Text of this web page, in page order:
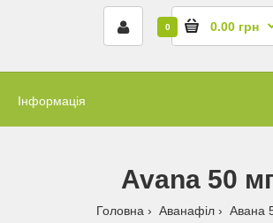
0 0.00 грн
Інформація
Avana 50
Головна Аванафіл Авана